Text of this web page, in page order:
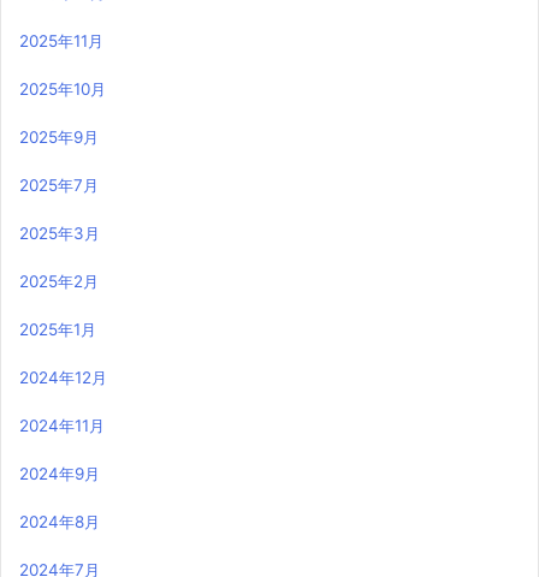
2025年11月
2025年10月
2025年9月
2025年7月
2025年3月
2025年2月
2025年1月
2024年12月
2024年11月
2024年9月
2024年8月
2024年7月